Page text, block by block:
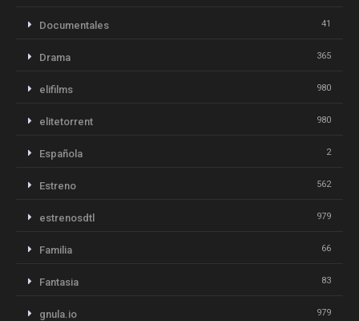
Documentales 41
Drama 365
elifilms 980
elitetorrent 980
Española 2
Estreno 562
estrenosdtl 979
Familia 66
Fantasia 83
gnula.io 979